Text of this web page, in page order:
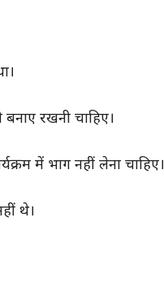
रखनी चाहिए।
में भाग नहीं लेना चाहिए।
थे।